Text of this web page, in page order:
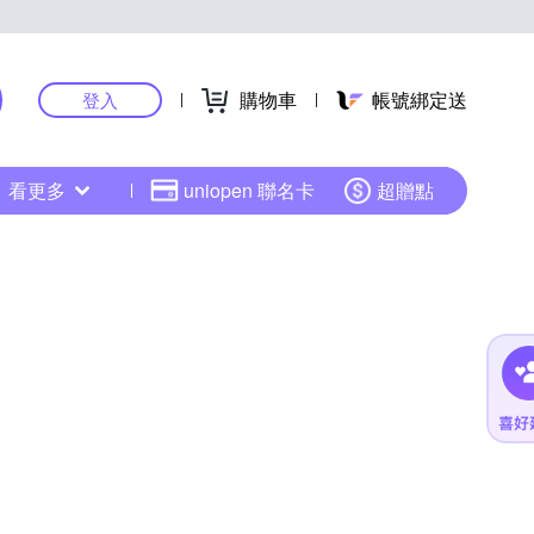
登入 購物車 帳號綁定送
看更多 uniopen 聯名卡 超贈點